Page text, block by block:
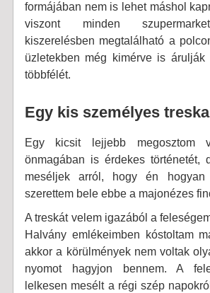
formájában nem is lehet máshol
viszont minden
kiszerelésben megtalálható a
üzletekben még kimérve is
többfélét.
Egy kis személyes
Egy kicsit lejjebb megosztom
önmagában is érdekes történetét,
meséljek arról, hogy én
szerettem bele ebbe a majonézes
A treskát velem igazából a
Halvány emlékeimben kóstoltam
akkor a körülmények nem voltak
nyomot hagyjon bennem. A
lelkesen mesélt a régi szép